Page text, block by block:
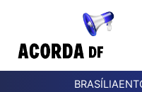
BRASÍLIA